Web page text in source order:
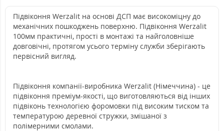
Підвіконня Werzalit на основі ДСП має високоміцну до
механічних пошкоджень поверхню. Підвіконня Werzalit
100мм практичні, прості в монтажі та найголовніше
довговічні, протягом усього терміну служби зберігають
первісний вигляд.
Підвіконня компанії-виробника Werzalit (Німеччина) - це
підвіконня преміум-якості, що виготовляються від інших
підвіконь технологією форомовки під високим тиском та
температурою деревної стружки, змішаної з
полімерними смолами.